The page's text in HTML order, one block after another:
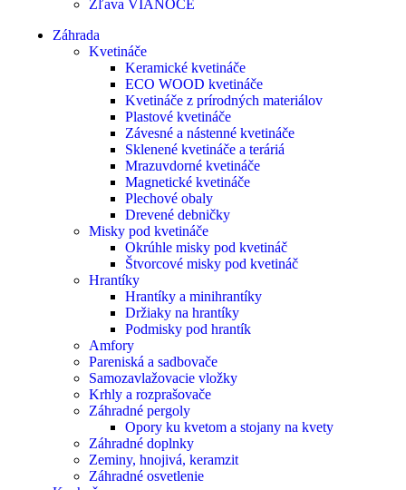
Zľava VIANOCE
Záhrada
Kvetináče
Keramické kvetináče
ECO WOOD kvetináče
Kvetináče z prírodných materiálov
Plastové kvetináče
Závesné a nástenné kvetináče
Sklenené kvetináče a teráriá
Mrazuvdorné kvetináče
Magnetické kvetináče
Plechové obaly
Drevené debničky
Misky pod kvetináče
Okrúhle misky pod kvetináč
Štvorcové misky pod kvetináč
Hrantíky
Hrantíky a minihrantíky
Držiaky na hrantíky
Podmisky pod hrantík
Amfory
Pareniská a sadbovače
Samozavlažovacie vložky
Krhly a rozprašovače
Záhradné pergoly
Opory ku kvetom a stojany na kvety
Záhradné doplnky
Zeminy, hnojivá, keramzit
Záhradné osvetlenie